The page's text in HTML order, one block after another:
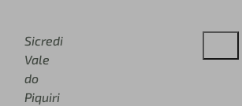
Sicredi
Vale
do
Piquiri